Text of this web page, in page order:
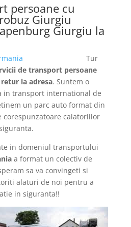
persoane cu
Giurgiu
Giurgiu la
Tur
de transport persoane
la adresa. Suntem o
in transport international de
un parc auto format din
corespunzatoare calatoriilor
in domeniul transportului
a format un colectiv de
sa va convingeti si
alaturi de noi pentru a
in siguranta!!